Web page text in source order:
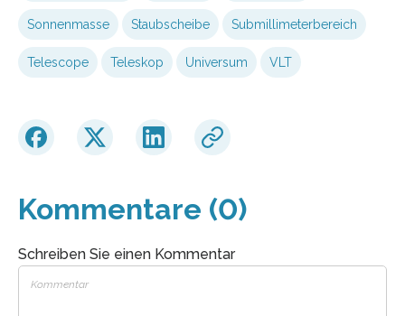
Sonnenmasse Staubscheibe Submillimeterbereich
Telescope Teleskop Universum VLT
Kommentare (0)
Schreiben Sie einen Kommentar